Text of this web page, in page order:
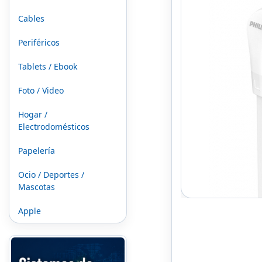
Cables
Periféricos
Tablets / Ebook
Foto / Video
Hogar /
Electrodomésticos
Papelería
Ocio / Deportes /
Mascotas
Apple